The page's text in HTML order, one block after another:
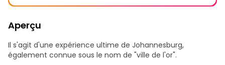
Aperçu
Il s'agit d'une expérience ultime de Johannesburg,
également connue sous le nom de "ville de l'or".